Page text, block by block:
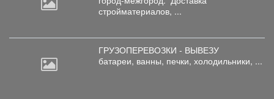
стройматериалов, ...
ГРУЗОПЕРЕВОЗКИ - ВЫВЕЗУ
батареи, ванны, печки, холодильники, ...